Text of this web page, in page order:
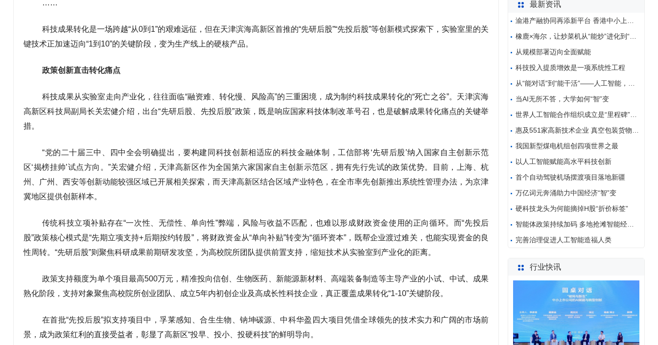
……
科技成果转化是一场跨越“从0到1”的艰难远征，但在天津滨海高新区首推的“先研后股”“先投后股”等创新模式探索下，实验室里的关
键技术正加速迈向“1到10”的关键阶段，变为生产线上的硬核产品。
政策创新直击转化痛点
科技成果从实验室走向产业化，往往面临“融资难、转化慢、风险高”的三重困境，成为制约科技成果转化的“死亡之谷”。天津滨海
高新区科技局副局长关宏健介绍，出台“先研后股、先投后股”政策，既是响应国家科技体制改革号召，也是破解成果转化痛点的关键举
措。
“党的二十届三中、四中全会明确提出，要构建同科技创新相适应的科技金融体制，工信部将‘先研后股’纳入国家自主创新示范
区‘揭榜挂帅’试点方向。”关宏健介绍，天津高新区作为全国第六家国家自主创新示范区，拥有先行先试的政策优势。目前，上海、杭
州、广州、西安等创新动能较强区域已开展相关探索，而天津高新区结合区域产业特色，在全市率先创新推出系统性管理办法，为京津
冀地区提供创新样本。
传统科技立项补贴存在“一次性、无偿性、单向性”弊端，风险与收益不匹配，也难以形成财政资金使用的正向循环。而“先投后
股”政策核心模式是“先期立项支持+后期按约转股”，将财政资金从“单向补贴”转变为“循环资本”，既帮企业渡过难关，也能实现资金的良
性周转。“先研后股”则聚焦科研成果前期研发攻坚，为高校院所团队提供前置支持，缩短技术从实验室到产业化的距离。
政策支持额度为单个项目最高500万元，精准投向信创、生物医药、新能源新材料、高端装备制造等主导产业的小试、中试、成果
熟化阶段，支持对象聚焦高校院所创业团队、成立5年内初创企业及高成长性科技企业，真正覆盖成果转化“1-10”关键阶段。
在首批“先投后股”拟支持项目中，孚莱感知、合生生物、钠坤碳源、中科华盈四大项目凭借全球领先的技术实力和广阔的市场前
景，成为政策红利的直接受益者，彰显了高新区“投早、投小、投硬科技”的鲜明导向。
最新资讯
渝港产融协同再添新平台 香港中小上市公司协会西南代
橡鹿×海尔，让炒菜机从“能炒”进化到“全自动”
从规模部署迈向全面赋能
科技投入提质增效是一项系统性工程
从“能对话”到“能干活”——人工智能，让千行百业大
当AI无所不答，大学如何“智”变
世界人工智能合作组织成立是“里程碑”——访中亚人工
惠及551家高新技术企业 真空包装货物不开箱也能过
我国新型煤电机组创四项世界之最
以人工智能赋能高水平科技创新
首个自动驾驶机场摆渡项目落地新疆
万亿词元奔涌助力中国经济“智”变
硬科技龙头为何能摘掉H股“折价标签”
智能体政策持续加码 多地抢滩智能经济新赛道
完善治理促进人工智能造福人类
行业快讯